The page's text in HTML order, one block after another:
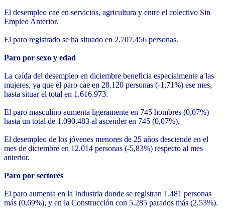
El desempleo cae en servicios, agricultura y entre el colectivo Sin
Empleo Anterior.
El paro registrado se ha situado en 2.707.456 personas.
Paro por sexo y edad
La caída del desempleo en diciembre beneficia especialmente a las
mujeres, ya que el paro cae en 28.120 personas (-1,71%) ese mes,
hasta situar el total en 1.616.973.
El paro masculino aumenta ligeramente en 745 hombres (0,07%)
hasta un total de 1.090.483 al ascender en 745 (0,07%).
El desempleo de los jóvenes menores de 25 años desciende en el
mes de diciembre en 12.014 personas (-5,83%) respecto al mes
anterior.
Paro por sectores
El paro aumenta en la Industria donde se registran 1.481 personas
más (0,69%), y en la Construcción con 5.285 parados más (2,53%).